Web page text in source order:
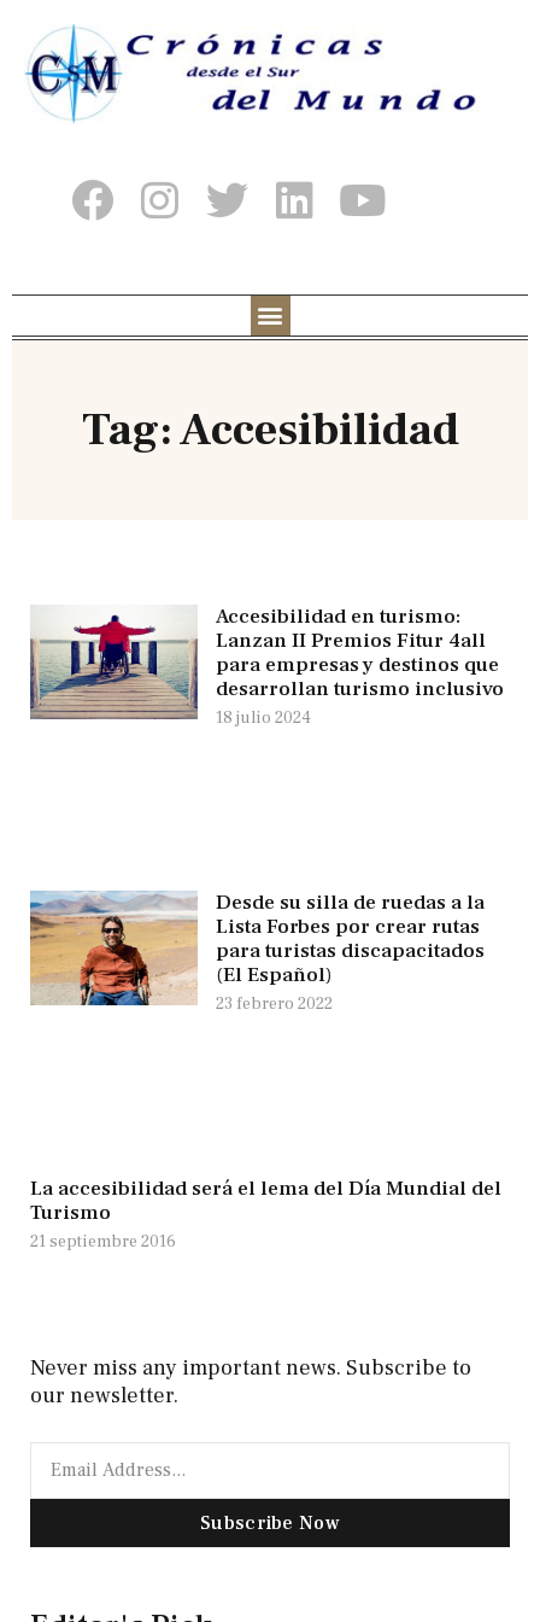
Tag: Accesibilidad
Accesibilidad en turismo:
Lanzan II Premios Fitur 4all
para empresas y destinos que
desarrollan turismo inclusivo
18 julio 2024
Desde su silla de ruedas a la
Lista Forbes por crear rutas
para turistas discapacitados
(El Español)
23 febrero 2022
La accesibilidad será el lema del Día Mundial del
Turismo
21 septiembre 2016
Never miss any important news. Subscribe to
our newsletter.
Subscribe Now